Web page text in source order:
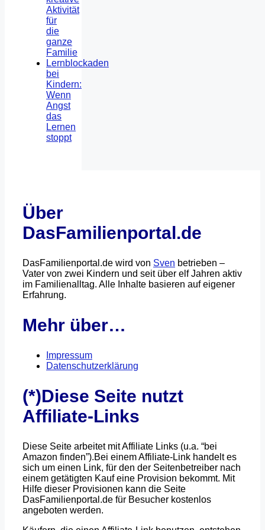
Aktivität
für
die
ganze
Familie
Lernblockaden
bei
Kindern:
Wenn
Angst
das
Lernen
stoppt
Über
DasFamilienportal.de
DasFamilienportal.de wird von Sven betrieben –
Vater von zwei Kindern und seit über elf Jahren aktiv
im Familienalltag. Alle Inhalte basieren auf eigener
Erfahrung.
Mehr über…
Impressum
Datenschutzerklärung
(*)Diese Seite nutzt
Affiliate-Links
Diese Seite arbeitet mit Affiliate Links (u.a. “bei
Amazon finden”).Bei einem Affiliate-Link handelt es
sich um einen Link, für den der Seitenbetreiber nach
einem getätigten Kauf eine Provision bekommt. Mit
Hilfe dieser Provisionen kann die Seite
DasFamilienportal.de für Besucher kostenlos
angeboten werden.